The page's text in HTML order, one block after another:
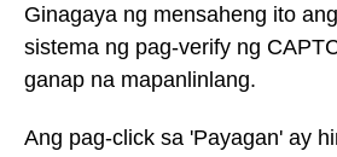
Ginagaya ng mensaheng ito
sistema ng pag-verify ng
ganap na mapanlinlang.
Ang pag-click sa 'Payagan' ay